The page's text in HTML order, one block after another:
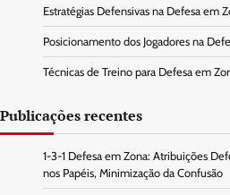
Estratégias Defensivas na Defesa em
Posicionamento dos Jogadores na
Técnicas de Treino para Defesa em
Publicações recentes
1-3-1 Defesa em Zona: Atribuições
nos Papéis, Minimização da Confusão